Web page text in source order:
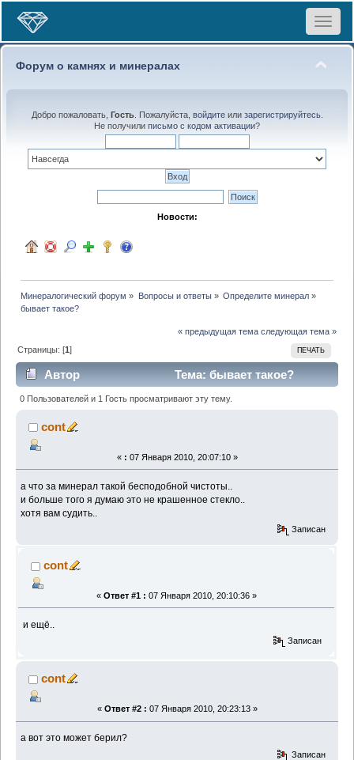
Toggle
Форум о камнях и минералах
Добро пожаловать, Гость. Пожалуйста, войдитеили зарегистрируйтесь.
Не получили письмо с кодом активации?
Новости:
Минералогический форум » Вопросы и ответы» Определите минерал»
бывает такое?
« предыдущая тема следующая тема »
ПЕЧАТЬ
Страницы: [1]
Автор
Тема: бывает такое?
(Прочитано 1920 раз)
0 Пользователей и 1 Гость просматривают эту тему.
cont
« : 07 Января 2010, 20:07:10 »
а что за минерал такой бесподобной чистоты..
и больше того я думаю это не крашенное стекло..
хотя вам судить..
Записан
cont
« Ответ #1 : 07 Января 2010, 20:10:36 »
и ещё..
Записан
cont
« Ответ #2 : 07 Января 2010, 20:23:13 »
а вот это может берил?
Записан